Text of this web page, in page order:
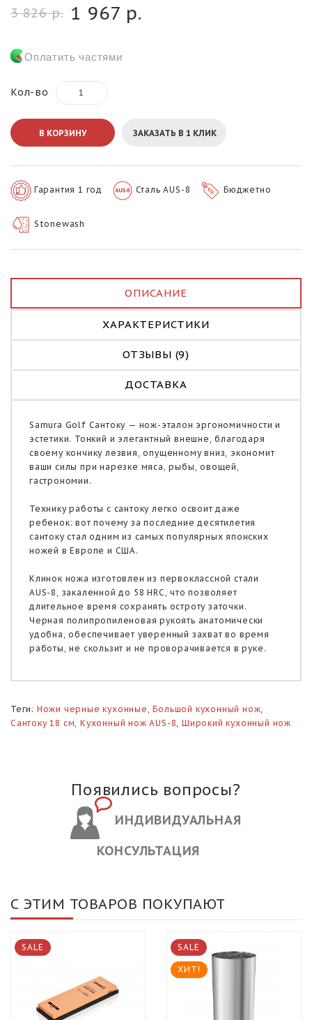
3 826 р. 1 967 р.
Оплатить частями
Кол-во
В КОРЗИНУ ЗАКАЗАТЬ В 1 КЛИК
Гарантия 1 год Сталь AUS-8 Бюджетно
Stonewash
ОПИСАНИЕ
ХАРАКТЕРИСТИКИ
ОТЗЫВЫ (9)
ДОСТАВКА
Samura Golf Cантоку — нож-эталон эргономичности и
эстетики. Тонкий и элегантный внешне, благодаря
своему кончику лезвия, опущенному вниз, экономит
ваши силы при нарезке мяса, рыбы, овощей,
гастрономии.
Технику работы с сантоку легко освоит даже
ребенок: вот почему за последние десятилетия
сантоку стал одним из самых популярных японских
ножей в Европе и США.
Клинок ножа изготовлен из первоклассной стали
AUS-8, закаленной до 58 HRC, что позволяет
длительное время сохранять остроту заточки.
Черная полипропиленовая рукоять анатомически
удобна, обеспечивает уверенный захват во время
работы, не скользит и не проворачивается в руке.
Теги: Ножи черные кухонные ,Большой кухонный нож
Сантоку 18 см ,Кухонный нож AUS-8 ,Широкий кухонный нож
Появились вопросы?
ИНДИВИДУАЛЬНАЯ
КОНСУЛЬТАЦИЯ
С ЭТИМ ТОВАРОВ ПОКУПАЮТ
SALE SALE
ХИТ!